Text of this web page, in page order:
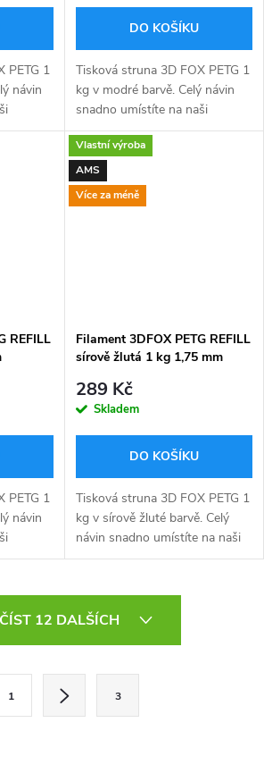
PETG 1
návin
DO KOŠÍKU
Tisková struna 3D FOX PETG 1
kg v modré barvě. Celý návin
snadno umístíte na naši
tištěnou 3D FOX refill špulku
kompatibilní s AMS (viz níže).
Dodáváno v ekologickém...
REFILL
PETG 1
návin
Vlastní výroba
AMS
Více za méně
Filament 3DFOX PETG REFILL
sírově žlutá 1 kg 1,75 mm
289 Kč
Skladem
DO KOŠÍKU
Tisková struna 3D FOX PETG 1
kg v sírově žluté barvě. Celý
návin snadno umístíte na naši
tištěnou 3D FOX refill špulku
Dodáváno v ekologickém...
12 DALŠÍCH
1 3